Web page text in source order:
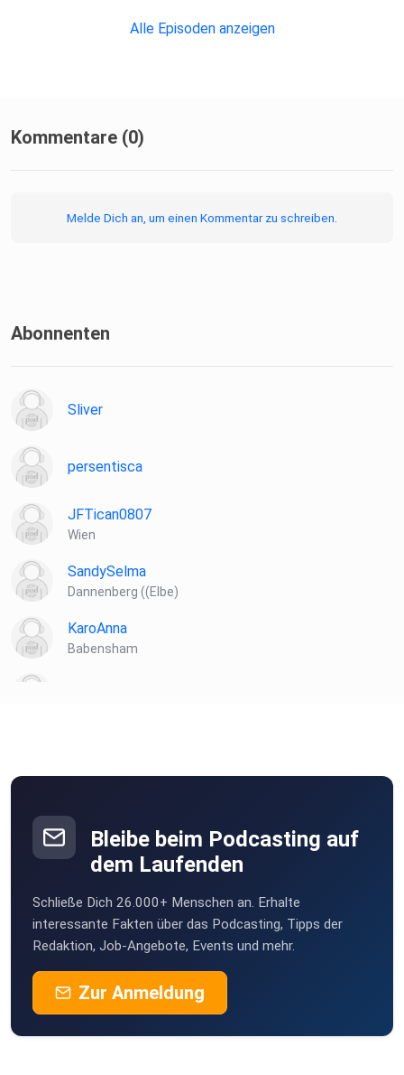
Alle Episoden anzeigen
Kommentare (0)
Melde Dich an, um einen Kommentar zu schreiben.
Abonnenten
Sliver
persentisca
JFTican0807
Wien
SandySelma
Dannenberg ((Elbe)
KaroAnna
Babensham
Wien
sabs4u
Wien
Wien
Bleibe beim Podcasting auf
dem Laufenden
Schließe Dich 26.000+ Menschen an. Erhalte
interessante Fakten über das Podcasting, Tipps der
Redaktion, Job-Angebote, Events und mehr.
Zur Anmeldung